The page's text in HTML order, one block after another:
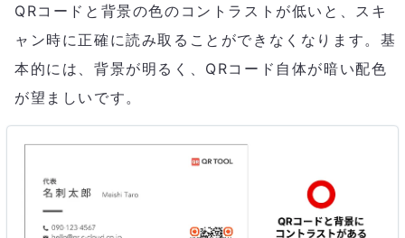
QRコードと背景の色のコントラストが低いと、スキ
ャン時に正確に読み取ることができなくなります。基
本的には、背景が明るく、QRコード自体が暗い配色
が望ましいです。